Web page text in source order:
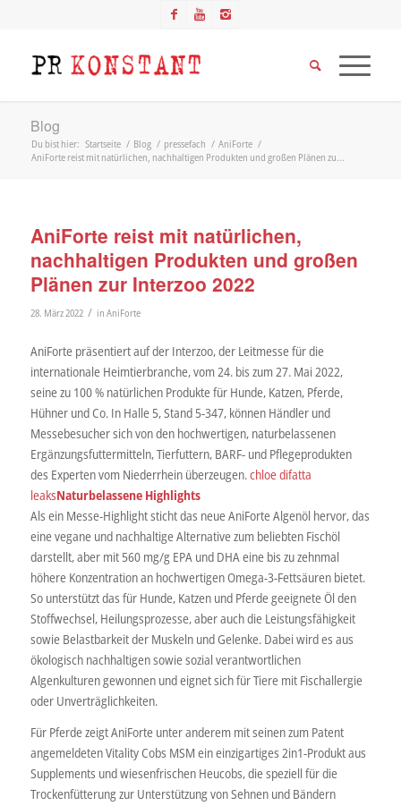
Blog
Du bist hier: Startseite / Blog / pressefach / AniForte /
AniForte reist mit natürlichen, nachhaltigen Produkten und großen Plänen zu...
AniForte reist mit natürlichen,
nachhaltigen Produkten und großen
Plänen zur Interzoo 2022
28. März 2022 / in AniForte
AniForte präsentiert auf der Interzoo, der Leitmesse für die
internationale Heimtierbranche, vom 24. bis zum 27. Mai 2022,
seine zu 100 % natürlichen Produkte für Hunde, Katzen, Pferde,
Hühner und Co. In Halle 5, Stand 5-347, können Händler und
Messebesucher sich von den hochwertigen, naturbelassenen
Ergänzungsfuttermitteln, Tierfuttern, BARF- und Pflegeprodukten
des Experten vom Niederrhein überzeugen.chloe difatta
leaksNaturbelassene Highlights
Als ein Messe-Highlight sticht das neue AniForte Algenöl hervor, das
eine vegane und nachhaltige Alternative zum beliebten Fischöl
darstellt, aber mit 560 mg/g EPA und DHA eine bis zu zehnmal
höhere Konzentration an hochwertigen Omega-3-Fettsäuren bietet.
So unterstützt das für Hunde, Katzen und Pferde geeignete Öl den
Stoffwechsel, Heilungsprozesse, aber auch die Leistungsfähigkeit
sowie Belastbarkeit der Muskeln und Gelenke. Dabei wird es aus
ökologisch nachhaltigen sowie sozial verantwortlichen
Algenkulturen gewonnen und eignet sich für Tiere mit Fischallergie
oder Unverträglichkeiten.
Für Pferde zeigt AniForte unter anderem mit seinen zum Patent
angemeldeten Vitality Cobs MSM ein einzigartiges 2in1-Produkt aus
Supplements und wiesenfrischen Heucobs, die speziell für die
Trockenfütterung zur Unterstützung von Sehnen und Bändern